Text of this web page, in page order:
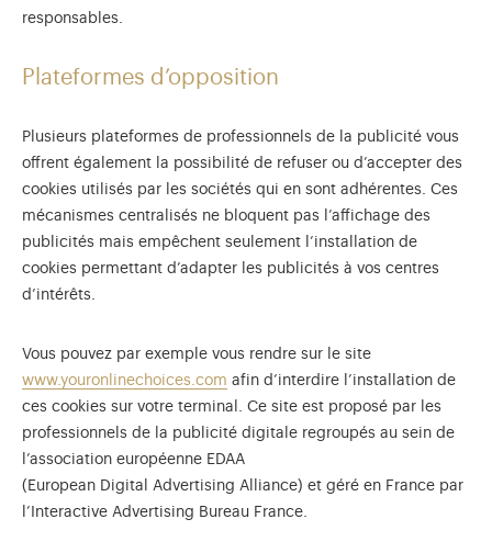
responsables.
Plateformes d’opposition
Plusieurs plateformes de professionnels de la publicité vous
offrent également la possibilité de refuser ou d’accepter des
cookies utilisés par les sociétés qui en sont adhérentes. Ces
mécanismes centralisés ne bloquent pas l’affichage des
publicités mais empêchent seulement l’installation de
cookies permettant d’adapter les publicités à vos centres
d’intérêts.
Vous pouvez par exemple vous rendre sur le site
www.youronlinechoices.com afin d’interdire l’installation de
ces cookies sur votre terminal. Ce site est proposé par les
professionnels de la publicité digitale regroupés au sein de
l’association européenne EDAA
(European Digital Advertising Alliance) et géré en France par
l’Interactive Advertising Bureau France.